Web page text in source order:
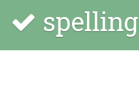
spelling